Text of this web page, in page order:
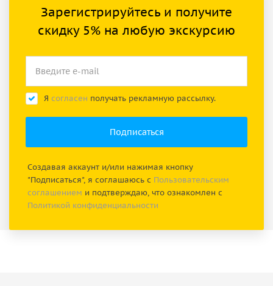
Зарегистрируйтесь и получите
скидку 5% на любую экскурсию
Я согласен получать рекламную рассылку.
Создавая аккаунт и/или нажимая кнопку
"Подписаться", я соглашаюсь с Пользовательским
соглашением и подтверждаю, что ознакомлен с
Политикой конфиденциальности